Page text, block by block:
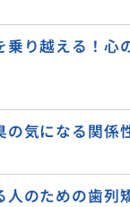
乗り越える！心
の気になる関係
人のための歯列